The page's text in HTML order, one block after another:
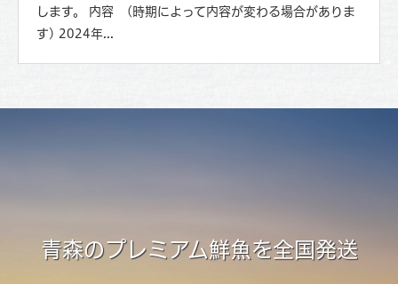
します。 内容 (時期によって内容が変わる場合がありま
す) 2024年...
青森のプレミアム鮮魚を全国発送